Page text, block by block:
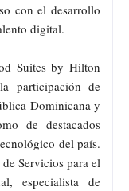
con el desarrollo
digital.
Suites by Hilton
participación de
Dominicana y
de destacados
del país.
Servicios para el
especialista de